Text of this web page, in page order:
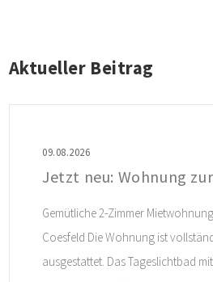
Aktueller Beitrag
09.08.2026
Gemütliche 2-Zimmer
Coesfeld Die Wohnung ist
ausgestattet. Das Tageslichtbad